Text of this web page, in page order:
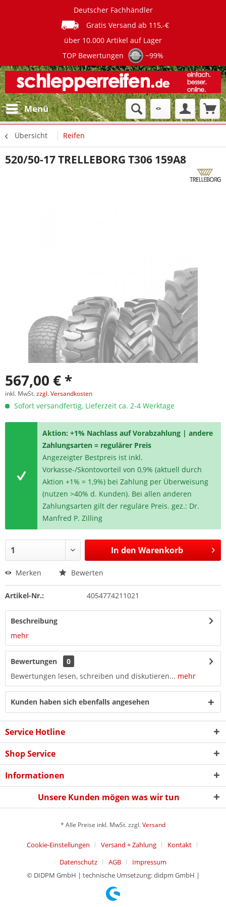
Deutscher Fachhändler
Gratis Versand ab 115,-€
über 10.000 Artikel auf Lager
TOP Bewertungen
~99%
Menü
Übersicht Reifen
520/50-17 TRELLEBORG T306 159A8
567,00 € *
inkl. MwSt.zzgl. Versandkosten
Sofort versandfertig, Lieferzeit ca. 2-4 Werktage
Aktion: +1% Nachlass auf Vorabzahlung | andere
Zahlungsarten = regulärer Preis
Angezeigter Bestpreis ist inkl.
Vorkasse-/Skontovorteil von 0,9% (aktuell durch
Aktion +1% = 1,9%) bei Zahlung per Überweisung
(nutzen >40% d. Kunden). Bei allen anderen
Zahlungsarten gilt der reguläre Preis. gez.: Dr.
Manfred P. Zilling
In den Warenkorb
Merken Bewerten
Artikel-Nr.: 4054774211021
Beschreibung
mehr
Bewertungen
0
Bewertungen lesen, schreiben und diskutieren... mehr
Kunden haben sich ebenfalls angesehen
Service Hotline
Shop Service
Informationen
Unsere Kunden mögen was wir tun
* Alle Preise inkl. MwSt. zzgl.Versand
Cookie-Einstellungen Versand + Zahlung
Kontakt
Datenschutz
AGB
Impressum
© DIDPM GmbH | technische Umsetzung: didpm GmbH |